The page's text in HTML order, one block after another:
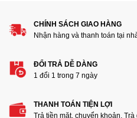
CHÍNH SÁCH GIAO HÀNG
Nhận hàng và thanh toán tại
ĐỔI TRẢ DỄ DÀNG
1 đổi 1 trong 7 ngày
THANH TOÁN TIỆN LỢI
Trả tiền mặt, chuyển khoản, Trà